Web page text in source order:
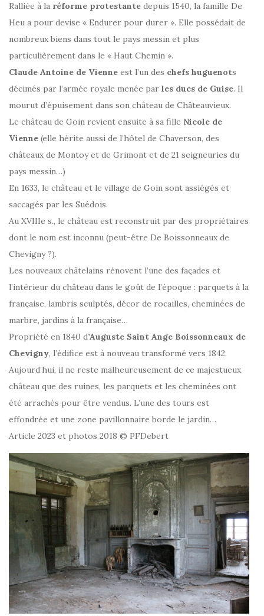
Ralliée à la réforme protestante depuis 1540, la famille De
Heu a pour devise « Endurer pour durer ». Elle possédait de
nombreux biens dans tout le pays messin et plus
particulièrement dans le « Haut Chemin ».
Claude Antoine de Vienne est l’un des chefs huguenots
décimés par l’armée royale menée par les ducs de Guise. Il
mourut d’épuisement dans son château de Châteauvieux.
Le château de Goin revient ensuite à sa fille Nicole de
Vienne (elle hérite aussi de l’hôtel de Chaverson, des
châteaux de Montoy et de Grimont et de 21 seigneuries du
pays messin…)
En 1633, le château et le village de Goin sont assiégés et
saccagés par les Suédois.
Au XVIIIe s., le château est reconstruit par des propriétaires
dont le nom est inconnu (peut-être De Boissonneaux de
Chevigny ?).
Les nouveaux châtelains rénovent l’une des façades et
l’intérieur du château dans le goût de l’époque : parquets à la
française, lambris sculptés, décor de rocailles, cheminées de
marbre, jardins à la française…
Propriété en 1840 d’Auguste Saint Ange Boissonneaux de
Chevigny, l’édifice est à nouveau transformé vers 1842.
Aujourd’hui, il ne reste malheureusement de ce majestueux
château que des ruines, les parquets et les cheminées ont
été arrachés pour être vendus. L’une des tours est
effondrée et une zone pavillonnaire borde le jardin…
Article 2023 et photos 2018 © PFDebert